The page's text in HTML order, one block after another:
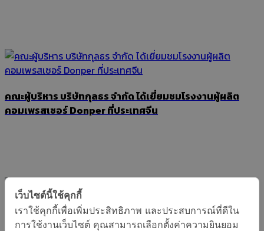
คณะผู้บริหาร บริษัทกุลธร จำกัด ได้เยี่ยมชมโรงงานผู้ผลิต
คอมเพรสเซอร์ Donper ที่ประเทศจีน
บริษัทกุลธร จำกัดได้เข้า ร่วมสัมมนา bitzer 2024
เว็บไซต์นี้ใช้คุกกี้
เราใช้คุกกี้เพื่อเพิ่มประสิทธิภาพ และประสบการณ์ที่ดีใน
การใช้งานเว็บไซต์ คุณสามารถเลือกตั้งค่าความยินยอม